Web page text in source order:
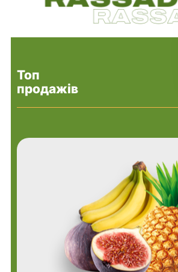
Топ
продажів